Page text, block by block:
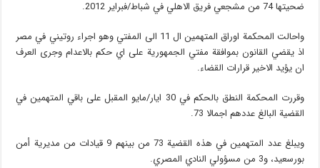
ضحيتها 74 من مشجعي فريق الاهلي في شباط/فبراير 2012.
واحالت المحكمة اوراق المتهمين ال 11 الى المفتي وهو اجراء روتيني في مصر
اذ يقضي القانون بموافقة مفتي الجمهورية على اي حكم بالاعدام وجرى العرف
ان يؤيد الاخير قرارات القضاء.
وقررت المحكمة النطق بالحكم في 30 ايار/مايو المقبل على باقي المتهمين في
القضية البالغ عددهم اجمالا 73.
ويبلغ عدد المتهمين في هذه القضية 73 من بينهم 9 قيادات من مديرية أمن
بورسعيد، و3 من مسؤولي النادي المصري.